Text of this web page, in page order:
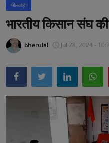
शाहपुरा
सरवाड़
भीलवाड़ा
भारतीय किसान संघ
bherulal Jul 28, 2024 -